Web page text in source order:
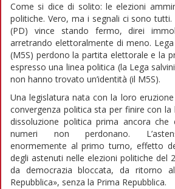
Come si dice di solito: le elezioni
politiche. Vero, ma i segnali ci sono
(PD) vince stando fermo, direi
arretrando elettoralmente di meno.
(M5S) perdono la partita elettorale e la
espresso una linea politica (la Lega
non hanno trovato un’identità (il M5S).
Una legislatura nata con la loro
convergenza politica sta per finire con la
dissoluzione politica prima ancora che
numeri non perdonano.
enormemente al primo turno, effetto
degli astenuti nelle elezioni politiche del
da democrazia bloccata, da ritorno
Repubblica», senza la Prima Repubblica.